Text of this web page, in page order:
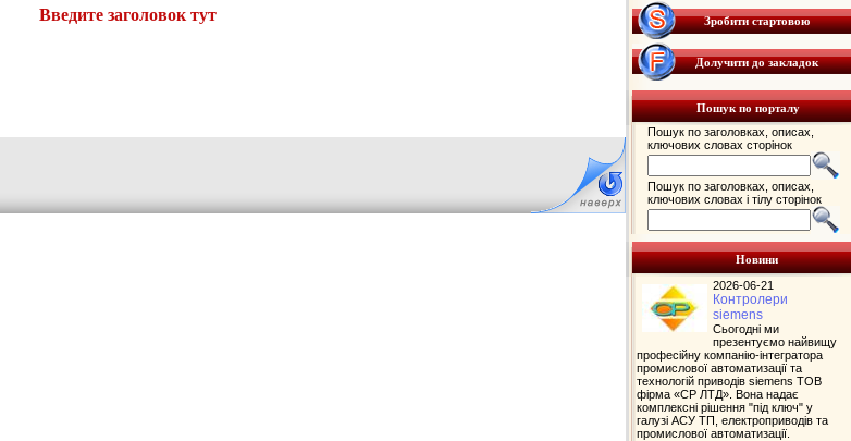
Введите заголовок тут Зробити стартовою
Долучити до закладок
Пошук по порталу
Пошук по заголовках, описах,
ключових словах сторінок
Пошук по заголовках, описах,
ключових словах і тілу сторінок
Новини
2026-06-21
Контролери
siemens
Сьогодні ми
презентуємо найвищу
професійну компанію-інтегратора
промислової автоматизації та
технологій приводів siemens ТОВ
фірма «СР ЛТД». Вона надає
комплексні рішення "під ключ" у
галузі АСУ ТП, електроприводів та
промислової автоматизації.